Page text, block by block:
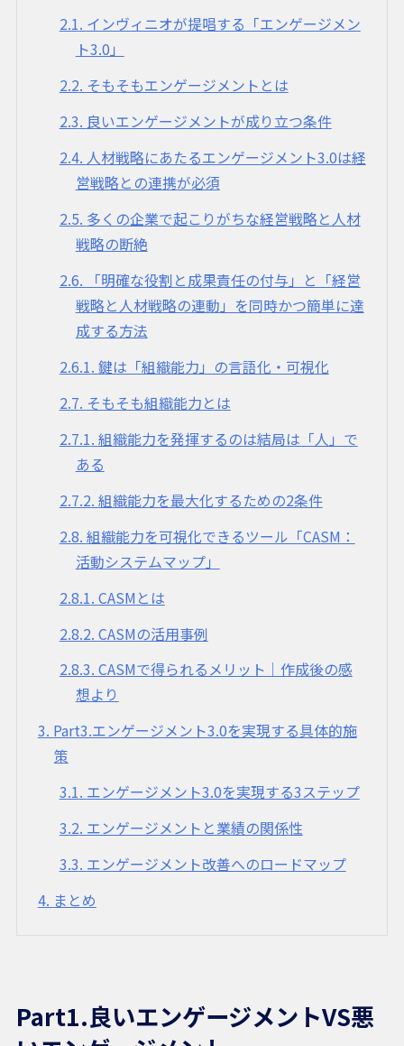
2.1 インヴィニオが提唱する「エンゲージメン
ト3.0」
2.2 そもそもエンゲージメントとは
2.3 良いエンゲージメントが成り立つ条件
2.4 人材戦略にあたるエンゲージメント3.0は経
営戦略との連携が必須
2.5 多くの企業で起こりがちな経営戦略と人材
戦略の断絶
2.6
「明確な役割と成果責任の付与」と「経営
戦略と人材戦略の連動」を同時かつ簡単に達
成する方法
2.6.1 鍵は「組織能力」の言語化・可視化
2.7 そもそも組織能力とは
2.7.1 組織能力を発揮するのは結局は「人」で
ある
2.7.2 組織能力を最大化するための2条件
2.8 組織能力を可視化できるツール「CASM：
活動システムマップ」
2.8.1 CASMとは
2.8.2 CASMの活用事例
2.8.3 CASMで得られるメリット｜作成後の感
想より
3 Part3.エンゲージメント3.0を実現する具体的施
策
3.1 エンゲージメント3.0を実現する3ステップ
3.2 エンゲージメントと業績の関係性
3.3 エンゲージメント改善へのロードマップ
4 まとめ
Part1.良いエンゲージメントVS悪